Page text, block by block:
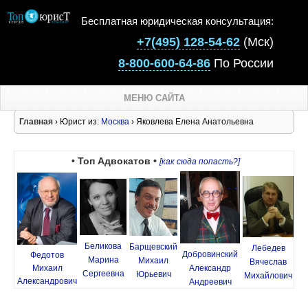
Бесплатная юридическая консультация:
+7(495) 128-54-62 (Мск)
8-800-600-64-86 По России
МЕНЮ САЙТА
Главная › Юрист из: Москва › Яковлева Елена Анатольевна
• Топ Адвокатов • [как сюда попасть?]
Федотов
Михаил
Александрович
Беликова
Марина
Сергеевна
Барщевский
Михаил
Юрьевич
Добровинский
Александр
Андреевич
Лебедев
Вячеслав
Михайлович